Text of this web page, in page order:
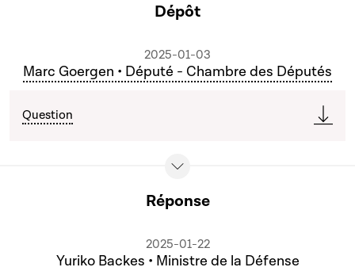
Dépôt
2025-01-03
Marc Goergen • Député - Chambre des Députés
Question
Réponse
2025-01-22
Yuriko Backes • Ministre de la Défense